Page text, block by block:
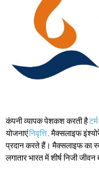
कंपनी व्यापक पेशकश करती है
योजनाएंनिवृत्ति . मैक्सलाइफ
प्रदान करते हैं। मैक्सलाइफ का
लगातार भारत में शीर्ष निजी